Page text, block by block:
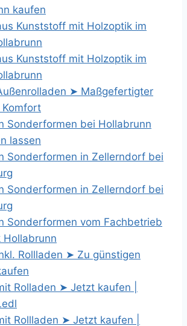
kaufen
Kunststoff mit Holzoptik im
Kunststoff mit Holzoptik im
➤ Maßgefertigter
Komfort
Sonderformen bei Hollabrunn
lassen
Sonderformen in Zellerndorf bei
Sonderformen in Zellerndorf bei
Sonderformen vom Fachbetrieb
Hollabrunn
Rollladen ➤ Zu günstigen
Rolladen ➤ Jetzt kaufen |
Rollladen ➤ Jetzt kaufen |